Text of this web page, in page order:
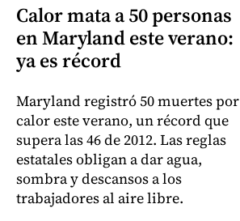
Calor mata a 50 personas
en Maryland este verano:
ya es récord
Maryland registró 50 muertes por
calor este verano, un récord que
supera las 46 de 2012. Las reglas
estatales obligan a dar agua,
sombra y descansos a los
trabajadores al aire libre.